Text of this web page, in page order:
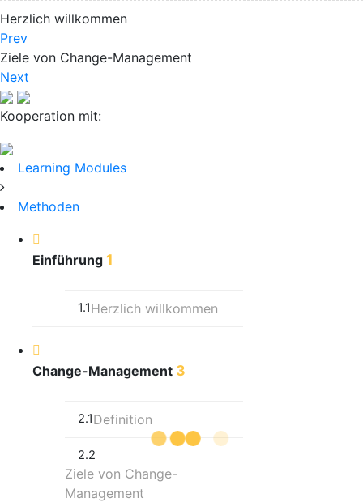
Herzlich willkommen
Prev
Ziele von Change-Management
Next
Kooperation mit:
Learning Modules
Methoden
Einführung 1
1.1Herzlich willkommen
Change-Management 3
2.1Definition
2.2
Ziele von Change-
Management